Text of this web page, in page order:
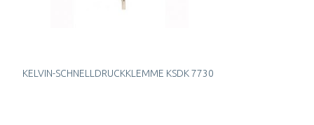
KELVIN-SCHNELLDRUCKKLEMME KSDK 7730